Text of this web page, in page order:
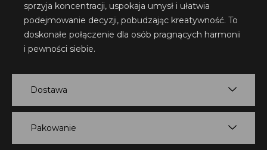
sprzyja koncentracji, uspokaja umysł i ułatwia
podejmowanie decyzji, pobudzając kreatywność. To
doskonałe połączenie dla osób pragnących harmonii
i pewności siebie.
Dostawa
Pakowanie